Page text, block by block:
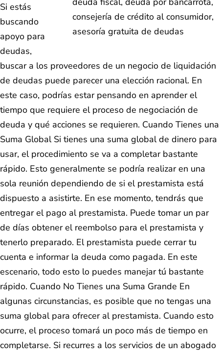
Si estás
buscando
apoyo para
deudas,
buscar a los proveedores de un negocio de liquidación
de deudas puede parecer una elección racional. En
este caso, podrías estar pensando en aprender el
tiempo que requiere el proceso de negociación de
deuda y qué acciones se requieren. Cuando Tienes una
Suma Global Si tienes una suma global de dinero para
usar, el procedimiento se va a completar bastante
rápido. Esto generalmente se podría realizar en una
sola reunión dependiendo de si el prestamista está
dispuesto a asistirte. En ese momento, tendrás que
entregar el pago al prestamista. Puede tomar un par
de días obtener el reembolso para el prestamista y
tenerlo preparado. El prestamista puede cerrar tu
cuenta e informar la deuda como pagada. En este
escenario, todo esto lo puedes manejar tú bastante
rápido. Cuando No Tienes una Suma Grande En
algunas circunstancias, es posible que no tengas una
suma global para ofrecer al prestamista. Cuando esto
ocurre, el proceso tomará un poco más de tiempo en
completarse. Si recurres a los servicios de un abogado